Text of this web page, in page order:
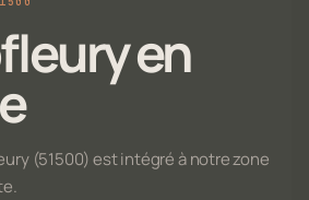
en
(51500) est intégré à notre zone